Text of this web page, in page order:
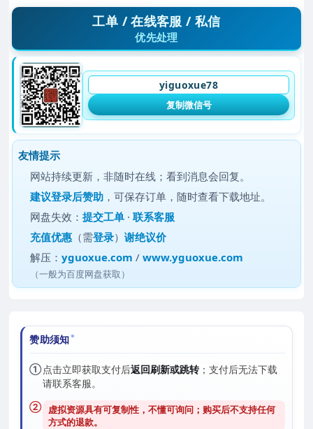
工单 / 在线客服 / 私信
优先处理
yiguoxue78
复制微信号
友情提示
网站持续更新，非随时在线；看到消息会回复。
建议登录后赞助 ，可保存订单，随时查看下载地址。
网盘失效：提交工单 ·联系客服
充值优惠 （需登录）谢绝议价
解压：yguoxue.com /www.yguoxue.com
（一般为百度网盘获取）
赞助须知
①点击立即获取支付后返回刷新或跳转；支付后无法下载
请联系客服。
② 虚拟资源具有可复制性，不懂可询问；购买后不支持任何
方式的退款。